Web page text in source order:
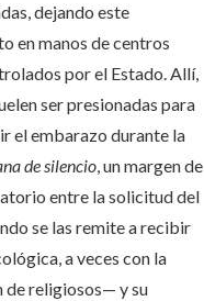
dejando este
en manos de centros
por el Estado. Allí,
ser presionadas para
el embarazo durante la
de silencio, un margen de
entre la solicitud del
se las remite a recibir
a veces con la
religiosos— y su